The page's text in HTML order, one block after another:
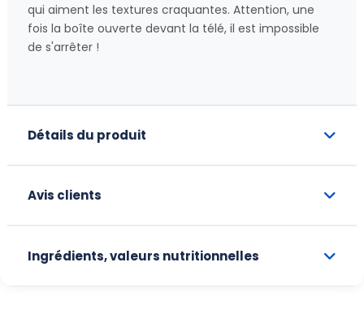
qui aiment les textures craquantes. Attention, une
fois la boîte ouverte devant la télé, il est impossible
de s'arrêter !
Détails du produit
Avis clients
Ingrédients, valeurs nutritionnelles